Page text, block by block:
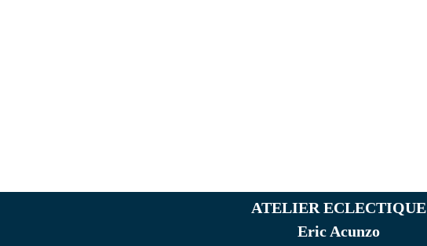
ATELIER ECLECTIQUE
Eric Acunzo